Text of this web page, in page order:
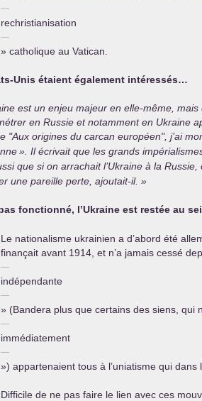
rechristianisation
» catholique au Vatican.
Unis étaient également intéressés…
est un enjeu majeur en elle-même,
en Russie et notamment en Ukraine
"Aux origines du carcan européen", j’ai
». Il écrivait que les grands
que si on arrachait l’Ukraine à la
une pareille perte, ajoutait-il.
fonctionné, l’Ukraine est restée au
Le nationalisme ukrainien a d’abord été
finançait avant 1914, et n’a jamais cessé
indépendante
» (Bandera plus que certains des siens, qui
immédiatement
») appartenaient tous à l’uniatisme qui
Difficile de ne pas faire le lien avec ces